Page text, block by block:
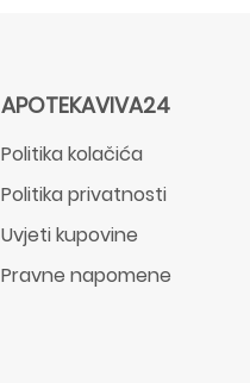
APOTEKAVIVA24
Politika kolačića
Politika privatnosti
Uvjeti kupovine
Pravne napomene